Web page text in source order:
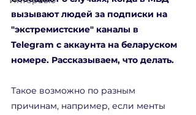
вызывают людей за подписки на
"экстремистские" каналы в
Telegram с аккаунта на беларуском
номере. Рассказываем, что делать.
Такое возможно по разным
причинам, например, если менты